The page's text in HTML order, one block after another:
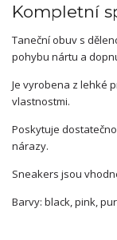
Kompletní
Taneční obuv s
pohybu nártu a
Je vyrobena z lehké
vlastnostmi.
Poskytuje
nárazy.
Sneakers jsou
Barvy: black, pink,